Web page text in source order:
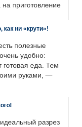
на приготовление
ни «крути»!
полезные
удобно:
готовая еда. Тем
руками, —
разрез